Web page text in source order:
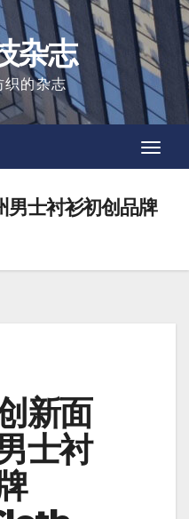
杂志
织的杂志
男士衬衫初创品牌
新面
士衬